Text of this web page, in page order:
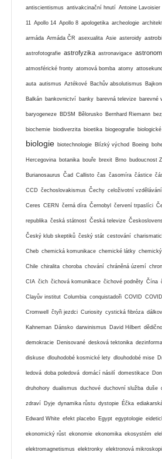
antiscientismus antivakcinační hnutí Antoine Lavoisier
11 Apollo 14 Apollo 8 apologetika archeologie
armáda Armáda ČR asexualita Asie asteroidy
astrofotografie astrofyzika astronavigace
atmosférické fronty atomová bomba atomy
auta autismus Aztékové Bachův absolutismus
Balkán bankovnictví banky barevná televize barevné
baryogeneze BDSM Bělorusko Bernhard Riemann
biochemie biodiverzita bioetika biogeografie
biologie biotechnologie Blízký východ Boeing
Hercegovina botanika bouře brexit Brno budoucnost
Burianosaurus Čad Callisto čas časomíra částice
CCD čechoslovakismus Čechy celoživotní vzdělávání
Ceres CERN černá díra Černobyl červení trpaslíci
republika česká státnost Česká televize
Český klub skeptiků český stát cestování
Cheb chemická komunikace chemické látky
Chile chiralita choroba chování chráněná území
CIA čich čichová komunikace čichové podněty Čína
Clayův institut Columbia conquistadoři COVID
Cromwell čtyři jezdci Curiosity cystická fibróza
Kahneman Dánsko darwinismus David Hilbert
demokracie Denisované desková tektonika
diskuse dlouhodobé kosmické lety dlouhodobé mise
ledová doba poledová domácí násilí domestikace
druhohory dualismus duchové duchovní služba duše
zdraví Dyje dynamika růstu dystopie Éčka
Edward White efekt placebo Egypt egyptologie
ekonomický růst ekonomie ekonomika ekosystém
elektromagnetismus elektronky elektronová